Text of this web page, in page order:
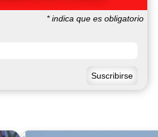
*indica que es obligatorio